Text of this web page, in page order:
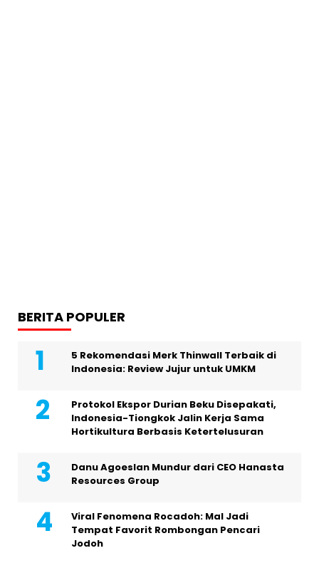
BERITA POPULER
5 Rekomendasi Merk Thinwall Terbaik di
Indonesia: Review Jujur untuk UMKM
Protokol Ekspor Durian Beku Disepakati,
Indonesia-Tiongkok Jalin Kerja Sama
Hortikultura Berbasis Ketertelusuran
Danu Agoeslan Mundur dari CEO Hanasta
Resources Group
Viral Fenomena Rocadoh: Mal Jadi
Tempat Favorit Rombongan Pencari
Jodoh